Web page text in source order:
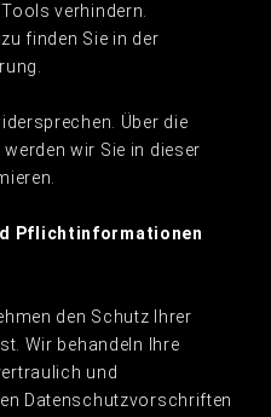
verhindern.
finden Sie in der
Über die
wir Sie in dieser
Pflichtinformationen
den Schutz Ihrer
Wir behandeln Ihre
und
Datenschutzvorschriften